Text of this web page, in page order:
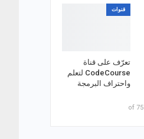
قنوات
تعرّف على قناة
CodeCourse لتعلم
واحتراف البرمجة